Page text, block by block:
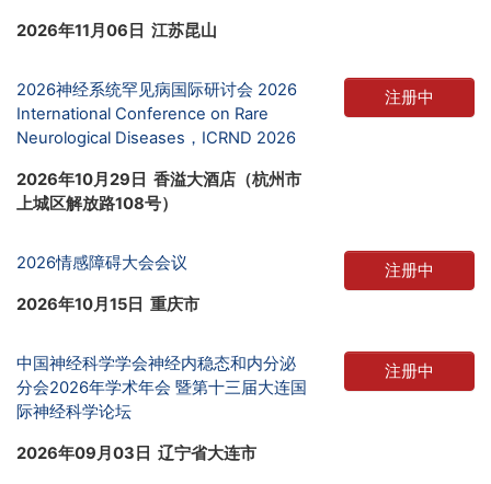
2026年11月06日 江苏昆山
2026神经系统罕见病国际研讨会 2026
International Conference on Rare
Neurological Diseases，ICRND 2026
2026年10月29日 香溢大酒店（杭州市
上城区解放路108号）
注册中
2026情感障碍大会会议
2026年10月15日 重庆市
注册中
中国神经科学学会神经内稳态和内分泌
分会2026年学术年会 暨第十三届大连国
际神经科学论坛
2026年09月03日 辽宁省大连市
注册中